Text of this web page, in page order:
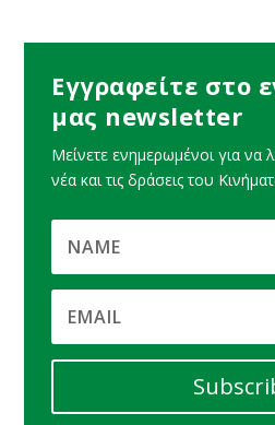
Εγγραφείτε στο
μας newsletter
Μείνετε ενημερωμένοι για να
νέα και τις δράσεις του